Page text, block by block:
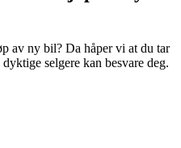
av ny bil? Da håper vi at du tar
selgere kan besvare deg.